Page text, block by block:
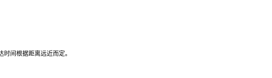
间根据距离远近而定。